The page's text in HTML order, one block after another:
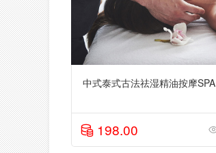
中式泰式古法祛湿精油按摩SPA
198.00